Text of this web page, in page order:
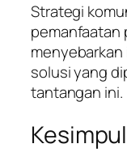
Strategi
pemanfaatan
solusi yang
tantangan ini.